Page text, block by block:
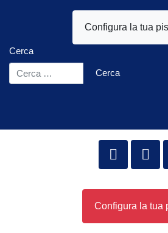
Configura la tua
Cerca
Cerca
Configura la tua